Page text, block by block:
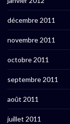
décembre 2011
novembre 2011
octobre 2011
septembre 2011
août 2011
juillet 2011